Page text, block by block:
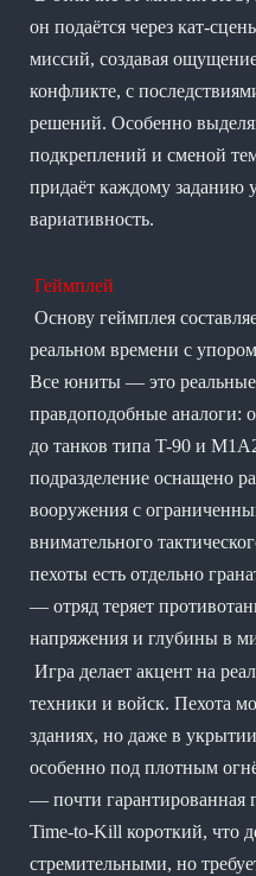
он подаётся через кат-
миссий, создавая
конфликте, с
решений. Особенно
подкреплений и сменой
придаёт каждому заданию
вариативность.
Геймплей
Основу геймплея
реальном времени с
Все юниты — это
правдоподобные аналоги:
до танков типа T-90 и
подразделение оснащено
вооружения с
внимательного
пехоты есть отдельно
— отряд теряет
напряжения и глубины в
Игра делает акцент на
техники и войск. Пехота
зданиях, но даже в
особенно под плотным
— почти гарантированная
Time-to-Kill короткий, что
стремительными, но